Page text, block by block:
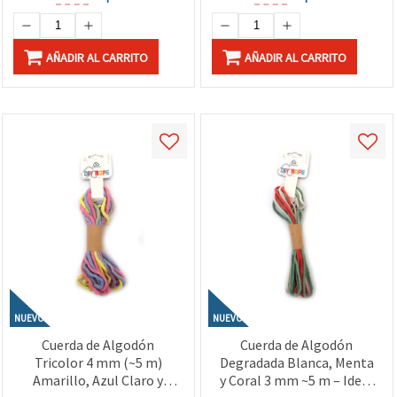
AÑADIR AL CARRITO AÑADIR AL CARRITO
NUEVO
Cuerda de Algodón
Tricolor 4 mm (~5 m)
Amarillo, Azul Claro y
NUEVO
Cuerda de Algodón
Degradada Blanca, Menta
y Coral 3 mm ~5 m – Ideal